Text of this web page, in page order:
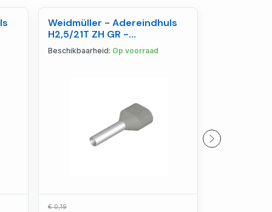
Weidmüller - Adereindhuls
H2,5/21T ZH GR -
9037650000
Beschikbaarheid: Op voorraad
€ 0,19